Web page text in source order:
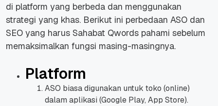
di platform yang berbeda dan menggunakan
strategi yang khas. Berikut ini perbedaan ASO dan
SEO yang harus Sahabat Qwords pahami sebelum
memaksimalkan fungsi masing-masingnya.
Platform
ASO biasa digunakan untuk toko (online)
dalam aplikasi (Google Play, App Store).